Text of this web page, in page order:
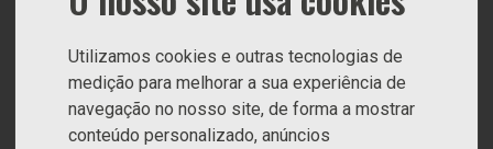
Utilizamos cookies e outras tecnologias de
medição para melhorar a sua experiência de
navegação no nosso site, de forma a mostrar
conteúdo personalizado, anúncios